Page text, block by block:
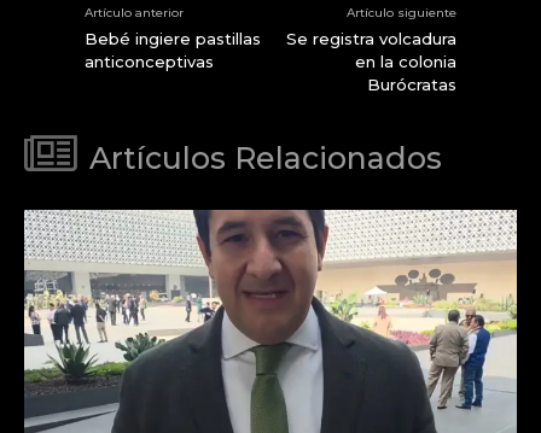
Artículo anterior
Bebé ingiere pastillas
anticonceptivas
Artículo siguiente
Se registra volcadura
en la colonia
Burócratas
Artículos Relacionados